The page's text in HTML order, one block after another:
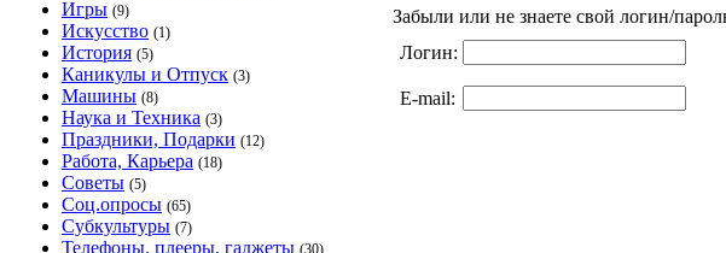
Игры (9)
Искусство (1)
История (5)
Каникулы и Отпуск (3)
Машины (8)
Наука и Техника (3)
Праздники, Подарки (12)
Работа, Карьера (18)
Советы (5)
Соц.опросы (65)
Субкультуры (7)
Телефоны, плееры, гаджеты (30)
Забыли или не знаете свой логин/
Логин:
E-mail: